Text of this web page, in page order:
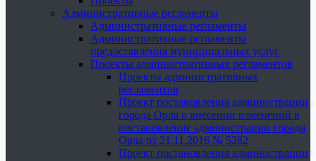
Административные регламенты
Административные регламенты
Административные регламенты
предоставления муниципальных услуг
Проекты административных регламентов
Проекты административных
регламентов
Проект постановления администрации
города Орла о внесении изменений в
постановление администрации города
Орла от 21.11.2016 № 5282
Проект постановления администрации